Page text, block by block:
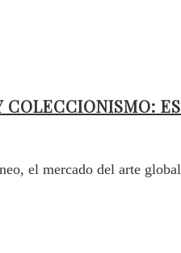
el mercado del arte